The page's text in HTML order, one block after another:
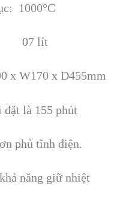
1000°C
: 07 lít
x W170 x D455mm
là 155 phút
phủ tĩnh điện.
năng giữ nhiệt